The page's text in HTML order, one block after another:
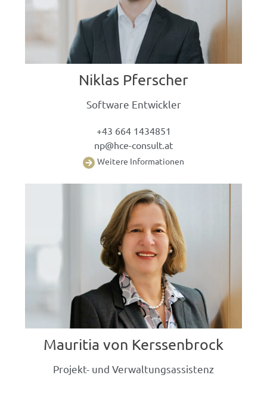
Niklas Pferscher
Software Entwickler
+43 664 1434851
np@hce-consult.at
Weitere Informationen
Mauritia von Kerssenbrock
Projekt- und Verwaltungsassistenz